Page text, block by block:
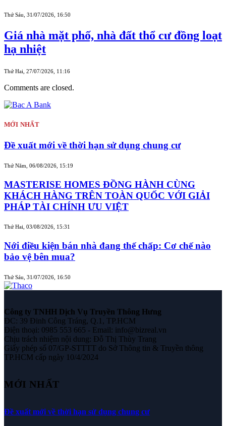
Thứ Sáu, 31/07/2026, 16:50
Giá nhà mặt phố, nhà đất thổ cư đồng loạt
hạ nhiệt
Thứ Hai, 27/07/2026, 11:16
Comments are closed.
MỚI NHẤT
Đề xuất mới về thời hạn sử dụng chung cư
Thứ Năm, 06/08/2026, 15:19
MASTERISE HOMES ĐỒNG HÀNH CÙNG
KHÁCH HÀNG TRÊN TOÀN QUỐC VỚI GIẢI
PHÁP TÀI CHÍNH ƯU VIỆT
Thứ Hai, 03/08/2026, 15:31
Nới điều kiện bán nhà đang thế chấp: Cơ chế nào
bảo vệ bên mua?
Thứ Sáu, 31/07/2026, 16:50
Công ty TNHH Dịch Vụ Truyền Thông Hưng
ĐC: 39 Đinh Công Tráng, Q.1, TP.HCM
Điện thoại: 0985 553 665 - Email: info@bizreal.vn
Chịu trách nhiệm nội dung: Đỗ Thị Thùy Trang
Giấy phép số 07/GP-STTTT do Sở Thông tin & Truyền thông
TP.HCM cấp ngày 10/4/2024
MỚI NHẤT
Đề xuất mới về thời hạn sử dụng chung cư